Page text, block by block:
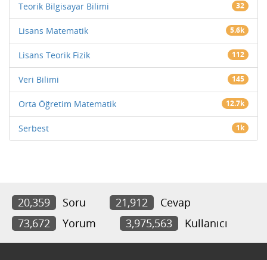
Teorik Bilgisayar Bilimi 32
Lisans Matematik 5.6k
Lisans Teorik Fizik 112
Veri Bilimi 145
Orta Öğretim Matematik 12.7k
Serbest 1k
20,359 Soru 21,912
Cevap
73,672
Yorum 3,975,563 Kullanıcı